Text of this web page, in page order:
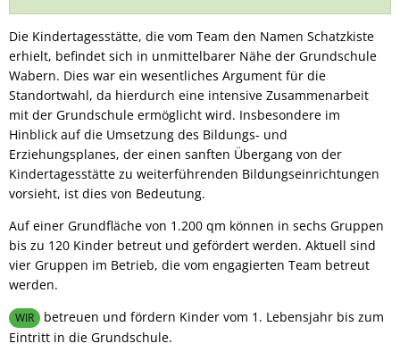
Schatzkiste-
Die Kindertagesstätte, die vom Team den Namen Schatzkiste
erhielt, befindet sich in unmittelbarer Nähe der Grundschule
Wabern. Dies war ein wesentliches Argument für die
Standortwahl, da hierdurch eine intensive Zusammenarbeit
mit der Grundschule ermöglicht wird. Insbesondere im
Hinblick auf die Umsetzung des Bildungs- und
Erziehungsplanes, der einen sanften Übergang von der
Kindertagesstätte zu weiterführenden Bildungseinrichtungen
vorsieht, ist dies von Bedeutung.
Auf einer Grundfläche von 1.200 qm können in sechs Gruppen
bis zu 120 Kinder betreut und gefördert werden. Aktuell sind
vier Gruppen im Betrieb, die vom engagierten Team betreut
werden.
WIR
betreuen und fördern Kinder vom 1. Lebensjahr bis zum
Eintritt in die Grundschule.